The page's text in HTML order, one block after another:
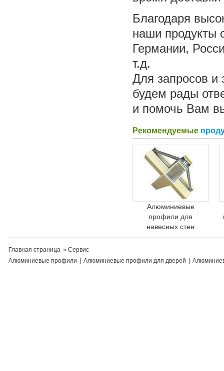
Благодаря
наши продукты
Германии,
т.д.
Для запросов и
будем рады
и помочь Вам
Рекомендуемые
Алюминиевые
профили для
навесных стен
Главная страница » Сервис
Алюминиевые профили
Алюминиевые профили для дверей